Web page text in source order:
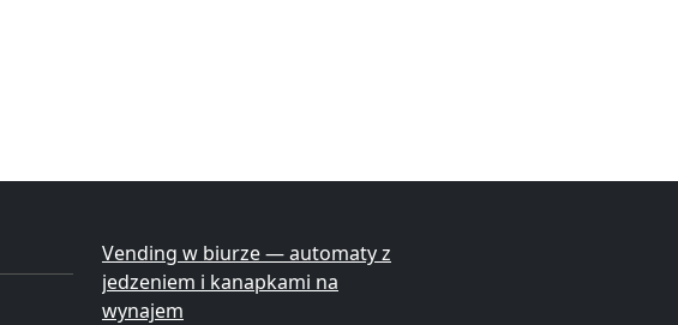
Vending w biurze — automaty z
jedzeniem i kanapkami na
wynajem